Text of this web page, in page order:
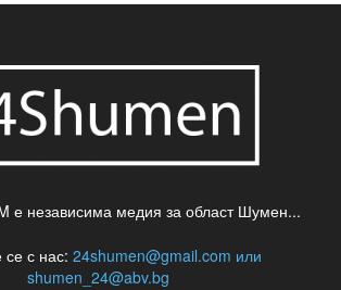
е независима медия за област Шумен...
се с нас: 24shumen@gmail.com или
shumen_24@abv.bg